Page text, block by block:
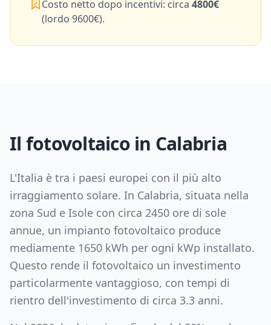
Costo netto dopo incentivi: circa 4800€
(lordo 9600€).
Il fotovoltaico in Calabria
L'Italia è tra i paesi europei con il più alto
irraggiamento solare. In Calabria, situata nella
zona Sud e Isole con circa 2450 ore di sole
annue, un impianto fotovoltaico produce
mediamente 1650 kWh per ogni kWp installato.
Questo rende il fotovoltaico un investimento
particolarmente vantaggioso, con tempi di
rientro dell'investimento di circa 3.3 anni.